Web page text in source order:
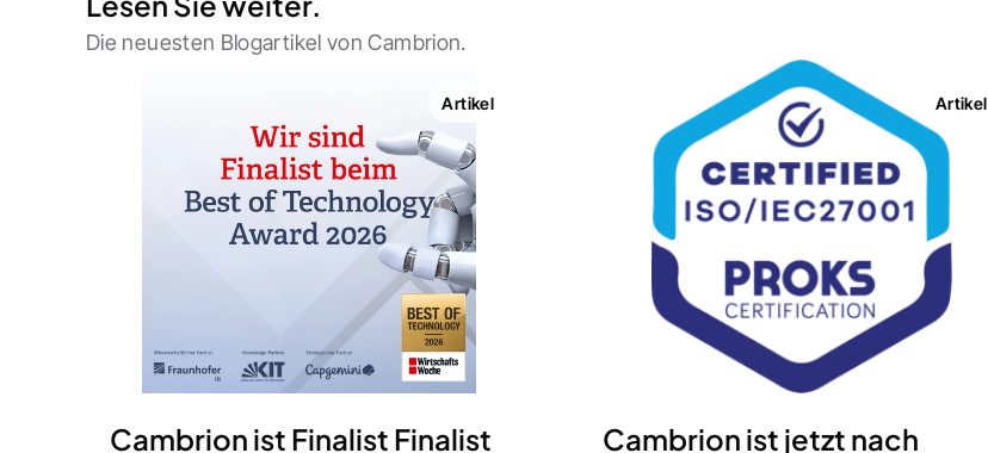
Die neuesten Blogartikel von Cambrion.
Artikel
Cambrion ist Finalist Finalist
Artikel
Cambrion ist jetzt nach